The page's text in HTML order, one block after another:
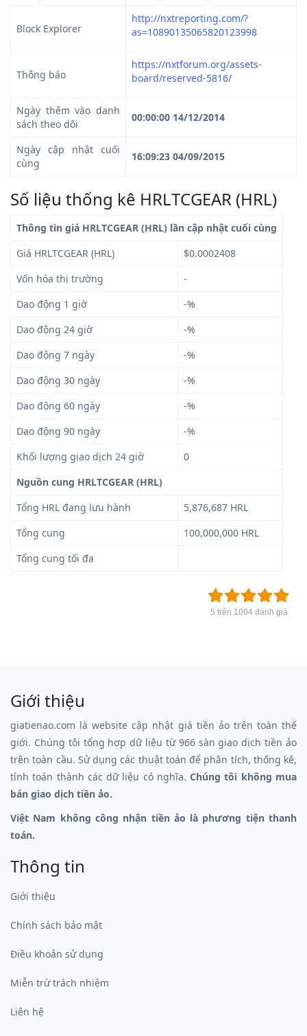
Block Explorer
http://nxtreporting.com/?
as=10890135065820123998
Thông báo
https://nxtforum.org/assets-
board/reserved-5816/
Ngày thêm vào danh
sách theo dõi
00:00:00 14/12/2014
Ngày cập nhật cuối
cùng
16:09:23 04/09/2015
Số liệu thống kê HRLTCGEAR (HRL)
Thông tin giá HRLTCGEAR (HRL) lần cập nhật cuối cùng
Giá HRLTCGEAR (HRL)
$0.0002408
Vốn hóa thị trường
-
Dao động 1 giờ
-%
Dao động 24 giờ
-%
Dao động 7 ngày
-%
Dao động 30 ngày
-%
Dao động 60 ngày
-%
Dao động 90 ngày
-%
Khối lượng giao dịch 24 giờ
0
Nguồn cung HRLTCGEAR (HRL)
Tổng HRL đang lưu hành
5,876,687 HRL
Tổng cung
100,000,000 HRL
Tổng cung tối đa
5 trên 1004 đánh giá
Giới thiệu
giatienao.com là website cập nhật giá tiền ảo trên toàn thế
giới. Chúng tôi tổng hợp dữ liệu từ 966 sàn giao dịch tiền ảo
trên toàn cầu. Sử dụng các thuật toán để phân tích, thống kê,
tính toán thành các dữ liệu có nghĩa.Chúng tôi không mua
bán giao dịch tiền ảo.
Việt Nam không công nhận tiền ảo là phương tiện thanh
toán.
Thông tin
Giới thiệu
Chính sách bảo mật
Điều khoản sử dụng
Miễn trừ trách nhiệm
Liên hệ